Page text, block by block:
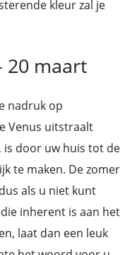
kleur zal je
20 maart
nadruk op
Venus uitstraalt
is door uw huis tot de
te maken. De zomer
als u niet kunt
inherent is aan het
laat dan een leuk